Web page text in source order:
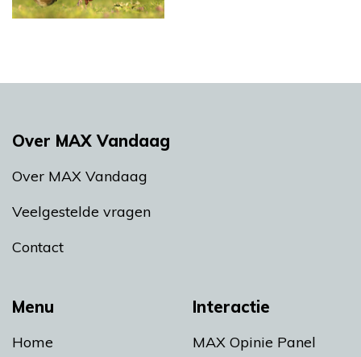
Menu
Home
Interactie
MAX Opinie Panel
Over MAX Vandaag
Over MAX Vandaag
Veelgestelde vragen
Contact